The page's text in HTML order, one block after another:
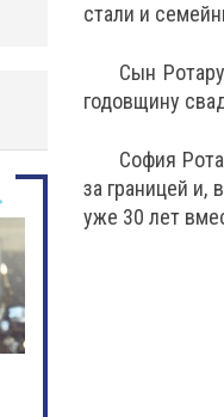
стали и
Сын
годовщину
София
за границей и,
уже 30 лет